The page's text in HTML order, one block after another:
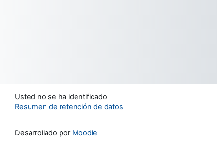
Usted no se ha identificado.
Resumen de retención de datos
Desarrollado por Moodle